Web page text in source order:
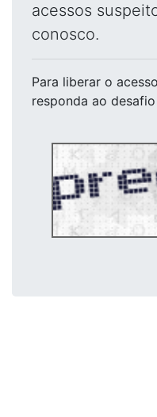
acessos
conosco.
Para liberar o acesso
responda ao